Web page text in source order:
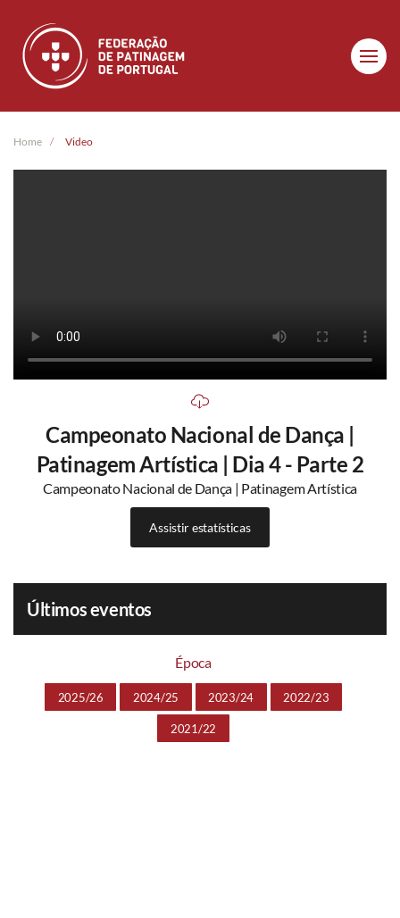
Skip to main content
Home Video
Campeonato Nacional de Dança |
Patinagem Artística | Dia 4 - Parte 2
Campeonato Nacional de Dança | Patinagem Artística
Assistir estatísticas
Últimos eventos
Época
2025/26 2024/25 2023/24 2022/23
2021/22